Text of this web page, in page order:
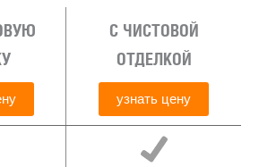
С ЧИСТОВОЙ
ОТДЕЛКОЙ
узнать цену